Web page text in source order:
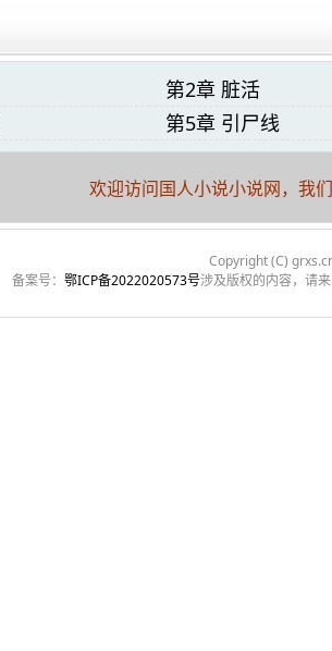
第2章 脏活
第5章 引尸线
欢迎访问国人小说小说网，我
Copyright (C)
备案号： 鄂ICP备2022020573号涉及版权的内容，请